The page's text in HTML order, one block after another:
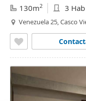
130m2 3 Hab
Venezuela 25, Casco